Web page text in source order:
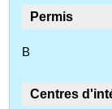
Permis
B
Centres